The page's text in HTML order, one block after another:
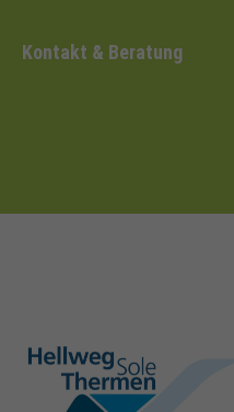
Kontakt & Beratung
hellweg-sole-
thermen.de